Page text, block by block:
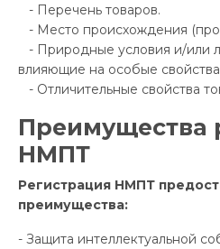
- Перечень товаров.
- Место происхождения
- Природные условия и/или
влияющие на особые свойства
- Отличительные свойства
Преимущества
НМПТ
Регистрация НМПТ
преимущества:
- Защита интеллектуальной